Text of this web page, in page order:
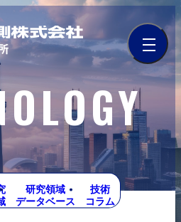
研究領域
データベース
技術
コラム